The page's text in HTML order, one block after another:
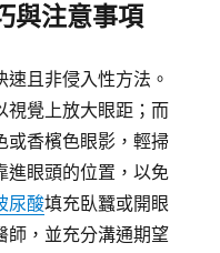
與注意事項
且非侵入性方法。
視覺上放大眼距；而
或香檳色眼影，輕掃
進眼頭的位置，以免
尿酸填充臥蠶或開眼
師，並充分溝通期望